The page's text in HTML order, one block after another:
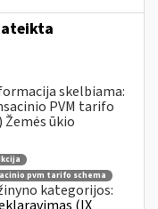
skelbiama:
PVM tarifo
Žemės ūkio
pvm tarifo schema
kategorijos: